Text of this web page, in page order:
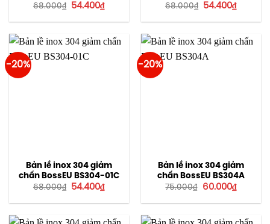
68.000₫
Giá
là:
54.400₫Giá
tại
54.400₫.
68.000₫
Giá
là:
54.400₫Giá
tại
-20%
Bản lề inox 304 giảm
chấn BossEU BS304-01C
68.000₫
Giá
là:
54.400₫Giá
tại
54.400₫.
-20%
Bản lề inox 304 giảm
chấn BossEU BS304A
75.000₫
Giá
là:
60.000₫Giá
tại